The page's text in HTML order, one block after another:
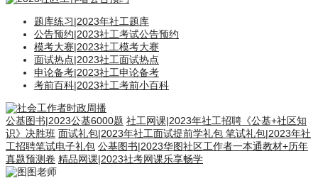
题库练习|2023年社工题库
公告预约|2023社工考试公告预约
模考大赛|2023社工模考大赛
面试热点|2023社工面试热点
申论备考|2023社工申论备考
考前百科|2023社工考前小百科
公基图书|2023公基6000题 社工网课|2023年社工招聘《公基+社区知
识》决胜班 面试礼包|2023年社工面试提前学礼包 笔试礼包|2023年社
工招聘笔试电子礼包 公基图书|2023华图社区工作者一本通教材+历年
真题预测卷 精品网课|2023社考网课乐享畅学